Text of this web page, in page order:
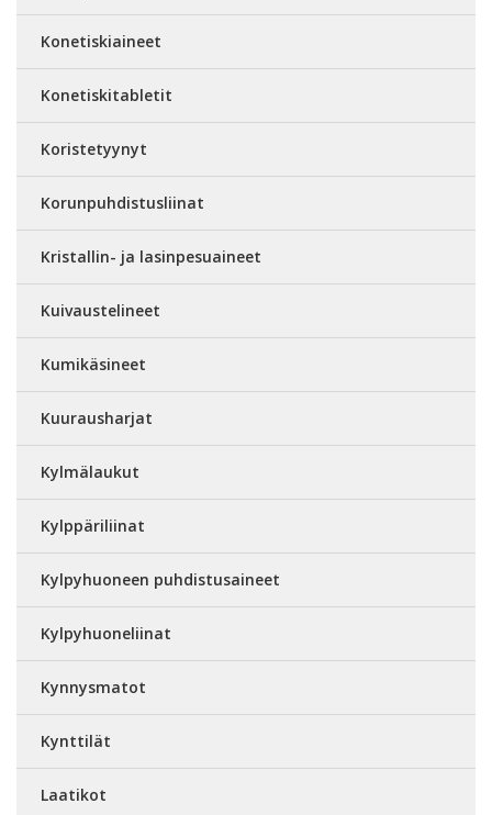
Konetiskiaineet
Konetiskitabletit
Koristetyynyt
Korunpuhdistusliinat
Kristallin- ja lasinpesuaineet
Kuivaustelineet
Kumikäsineet
Kuurausharjat
Kylmälaukut
Kylppäriliinat
Kylpyhuoneen puhdistusaineet
Kylpyhuoneliinat
Kynnysmatot
Kynttilät
Laatikot